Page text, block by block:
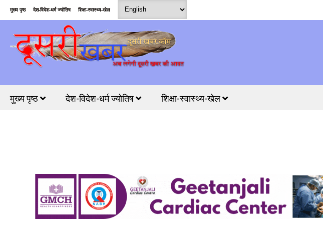
मुख्य पृष्ठ देश-विदेश-धर्म ज्योतिष शिक्षा-स्वास्थ्य-खेल
मुख्य पृष्ठ देश-विदेश-धर्म ज्योतिष शिक्षा-स्वास्थ्य-खेल